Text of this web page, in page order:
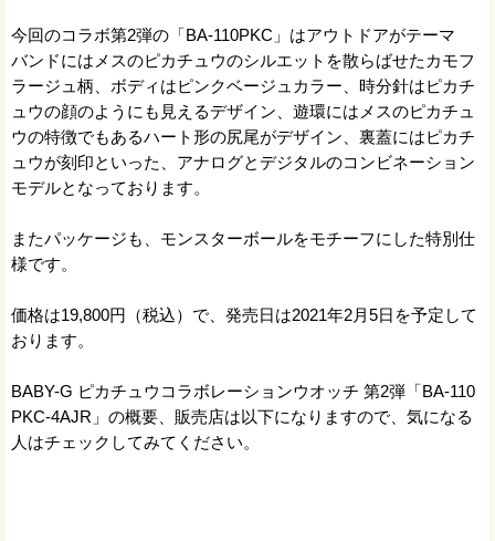
今回のコラボ第2弾の「BA-110PKC」はアウトドアがテーマ
バンドにはメスのピカチュウのシルエットを散らばせたカモフ
ラージュ柄、ボディはピンクベージュカラー、時分針はピカチ
ュウの顔のようにも見えるデザイン、遊環にはメスのピカチュ
ウの特徴でもあるハート形の尻尾がデザイン、裏蓋にはピカチ
ュウが刻印といった、アナログとデジタルのコンビネーション
モデルとなっております。
またパッケージも、モンスターボールをモチーフにした特別仕
様です。
価格は19,800円（税込）で、発売日は2021年2月5日を予定して
おります。
BABY-G ピカチュウコラボレーションウオッチ 第2弾「BA-110
PKC-4AJR」の概要、販売店は以下になりますので、気になる
人はチェックしてみてください。